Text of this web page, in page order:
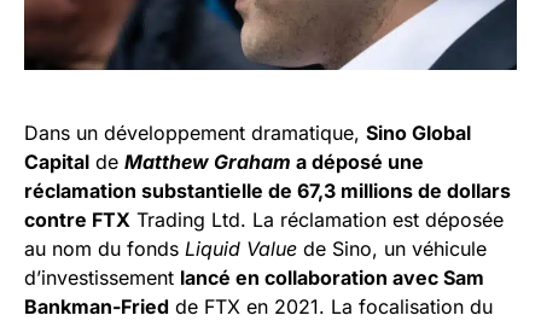
Dans un développement dramatique, Sino Global
Capital de Matthew Graham a déposé une
réclamation substantielle de 67,3 millions de dollars
contre FTX Trading Ltd. La réclamation est déposée
au nom du fonds Liquid Value de Sino, un véhicule
d’investissement lancé en collaboration avec Sam
Bankman-Fried de FTX en 2021. La focalisation du